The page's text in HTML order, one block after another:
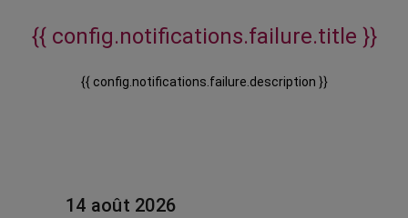
{{ config.notifications.failure.title }}
{{ config.notifications.failure.description }}
14 août 2026